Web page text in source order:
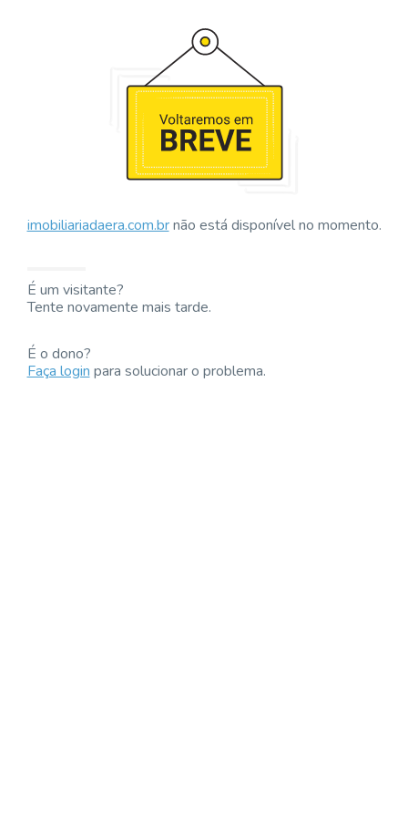
imobiliariadaera.com.brnão está disponível no momento.
É um visitante?
Tente novamente mais tarde.
É o dono?
Faça loginpara solucionar o problema.